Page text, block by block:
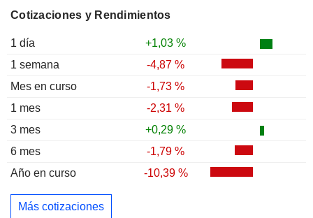
Cotizaciones y Rendimientos
1 día
+1,03 %
1 semana
-4,87 %
Mes en curso
-1,73 %
1 mes
-2,31 %
3 mes
+0,29 %
6 mes
-1,79 %
Año en curso
-10,39 %
Más cotizaciones